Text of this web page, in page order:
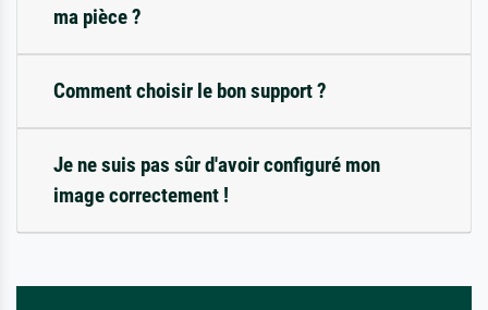
ma pièce ?
Comment choisir le bon support ?
Je ne suis pas sûr d'avoir configuré mon
image correctement !